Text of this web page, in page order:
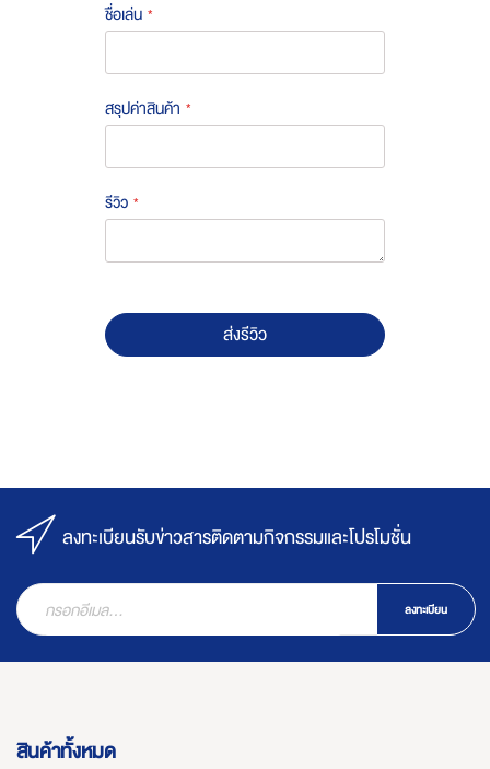
ชื่อเล่น
สรุปค่าสินค้า
รีวิว
ส่งรีวิว
ลงทะเบียนรับข่าวสารติดตามกิจกรรมและโปรโมชั่น
ลงทะเบียน
สินค้าทั้งหมด